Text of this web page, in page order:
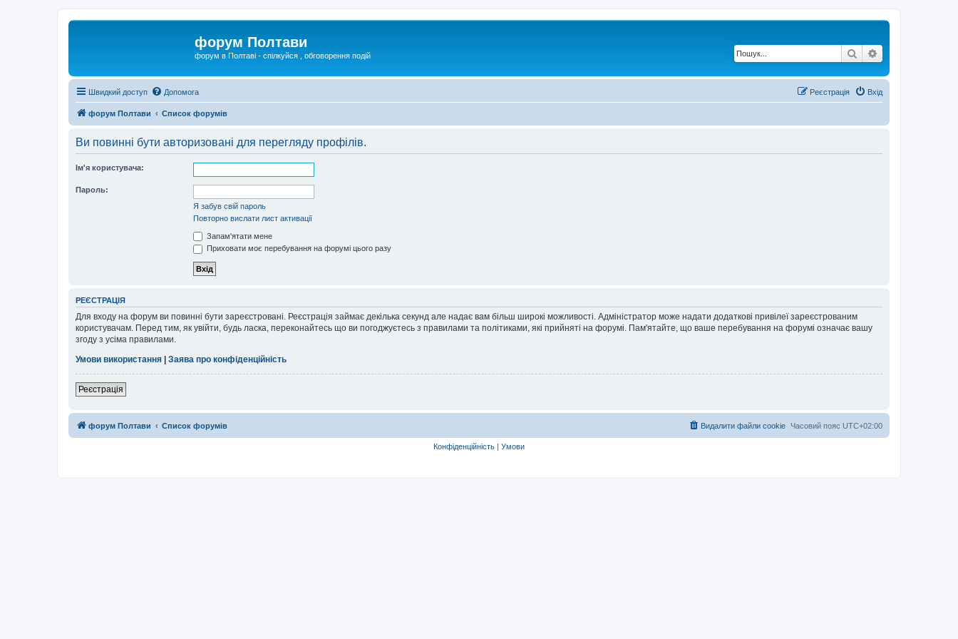
форум Полтави
форум в Полтаві - спілкуйся , обговорення подій Пошук
Швидкий доступ Допомога Вхід
Реєстрація
форум Полтави Список форумів
Ви повинні бути авторизовані для перегляду профілів.
Ім'я користувача:
Пароль:
Я забув свій пароль
Повторно вислати лист активації
Запам'ятати мене
Приховати моє перебування на форумі цього разу
РЕЄСТРАЦІЯ
Для входу на форум ви повинні бути зареєстровані. Реєстрація займає декілька секунд але надає вам більш широкі можливості. Адміністратор може надати додаткові привілеї зареєстрованим
користувачам. Перед тим, як увійти, будь ласка, переконайтесь що ви погоджуєтесь з правилами та політиками, які прийняті на форумі. Пам'ятайте, що ваше перебування на форумі означає вашу
згоду з усіма правилами.
Умови використання
Заява про конфіденційність
Реєстрація
форум Полтави Список форумів Часовий пояс UTC+02:00
Видалити файли cookie
Конфіденційність Умови